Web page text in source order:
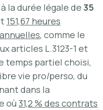
la durée légale de 35
151,67 heures
, comme le
articles L.3123-1 et
temps partiel choisi,
vie pro/perso, du
dans la
où 31,2 % des contrats